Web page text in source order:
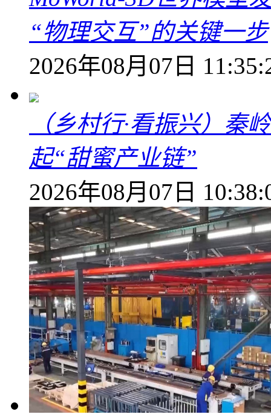
“物理交互”的关键一步
2026年08月07日
（乡村行·看振兴）秦
起“甜蜜产业链”
2026年08月07日